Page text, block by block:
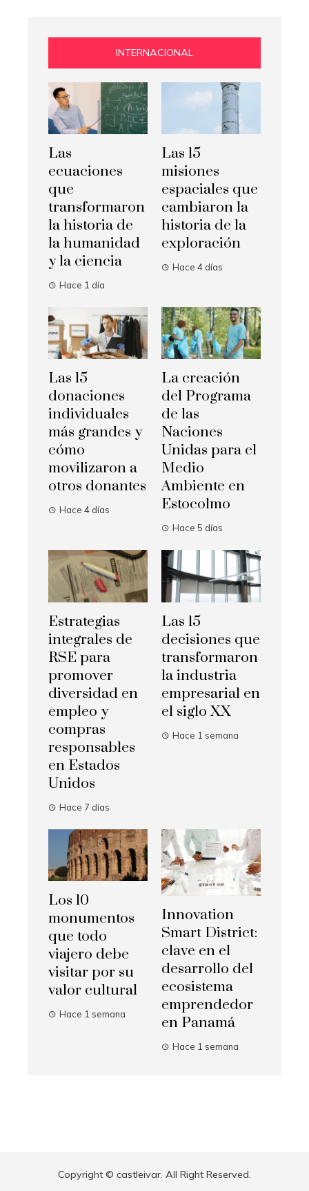
INTERNACIONAL
Las
ecuaciones
que
transformaron
la historia de
la humanidad
y la ciencia
Hace 1 día
Las 15
misiones
espaciales que
cambiaron la
historia de la
exploración
Hace 4 días
Las 15
donaciones
individuales
más grandes y
cómo
movilizaron a
otros donantes
Hace 4 días
La creación
del Programa
de las
Naciones
Unidas para el
Medio
Ambiente en
Estocolmo
Hace 5 días
Estrategias
integrales de
RSE para
promover
diversidad en
empleo y
compras
responsables
en Estados
Unidos
Hace 7 días
Las 15
decisiones que
transformaron
la industria
empresarial en
el siglo XX
Hace 1 semana
Los 10
monumentos
que todo
viajero debe
visitar por su
valor cultural
Hace 1 semana
Innovation
Smart District:
clave en el
desarrollo del
ecosistema
emprendedor
en Panamá
Hace 1 semana
Copyright © castleivar. All Right Reserved.